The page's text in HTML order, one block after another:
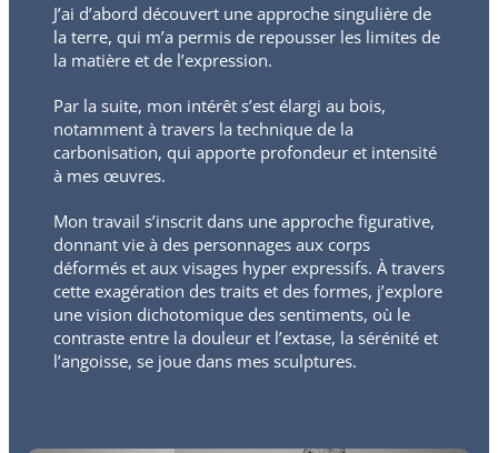
J’ai d’abord découvert une approche singulière de
la terre, qui m’a permis de repousser les limites de
la matière et de l’expression.
Par la suite, mon intérêt s’est élargi au bois,
notamment à travers la technique de la
carbonisation, qui apporte profondeur et intensité
à mes œuvres.
Mon travail s’inscrit dans une approche figurative,
donnant vie à des personnages aux corps
déformés et aux visages hyper expressifs. À travers
cette exagération des traits et des formes, j’explore
une vision dichotomique des sentiments, où le
contraste entre la douleur et l’extase, la sérénité et
l’angoisse, se joue dans mes sculptures.